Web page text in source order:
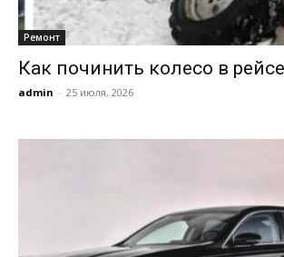
Ремонт
Как починить колесо в рейсе
admin - 25 июля, 2026